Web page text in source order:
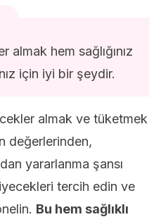
almak hem sağlığınız
için iyi bir şeydir.
almak ve tüketmek
değerlerinden,
yararlanma şansı
tercih edin ve
Bu hem sağlıklı